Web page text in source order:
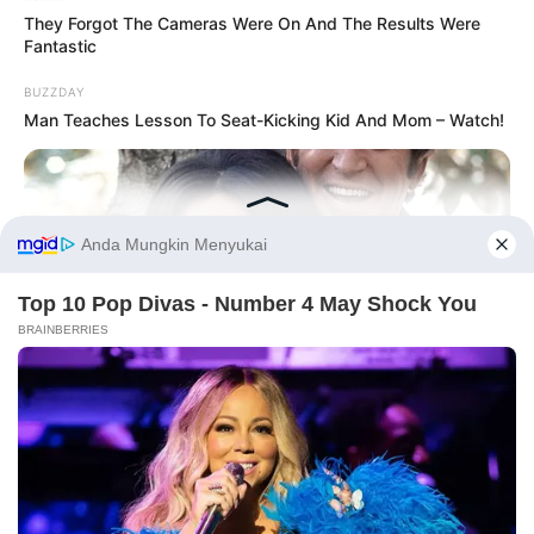
PRIVACY POLICY DISCLAIMER HUBUNGI KAMI IKLAN
Copyright © 2026 dailysia.com.
They Forgot The Cameras Were On And The Results Were
Fantastic
BUZZDAY
Man Teaches Lesson To Seat-Kicking Kid And Mom – Watch!
BUZZDAY
Marlo Thomas Is 86 Now - Here's What She Looks Like